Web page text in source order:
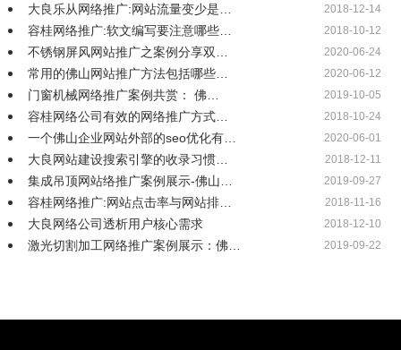
大良乐从网络推广:网站流量变少是… 2018-12-14
容桂网络推广:软文编写要注意哪些… 2018-10-12
不锈钢屏风网站推广之案例分享双… 2020-06-24
常用的佛山网站推广方法包括哪些… 2020-06-12
门窗机械网络推广案例共赏： 佛… 2019-10-05
容桂网络公司有效的网络推广方式… 2018-10-24
一个佛山企业网站外部的seo优化有… 2020-06-01
大良网站建设搜索引擎的收录习惯… 2018-12-11
集成吊顶网站络推广案例展示-佛山… 2019-09-27
容桂网络推广:网站点击率与网站排… 2018-11-16
大良网络公司透析用户核心需求 2018-12-10
激光切割加工网络推广案例展示：佛… 2019-09-22